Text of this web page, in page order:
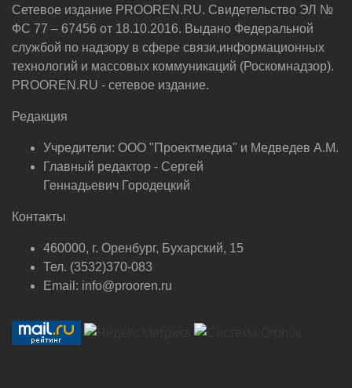
Сетевое издание PROOREN.RU. Свидетельство ЭЛ №
ФС 77 – 67456 от 18.10.2016. Выдано Федеральной
службой по надзору в сфере связи,информационных
технологий и массовых коммуникаций (Роскомнадзор).
PROOREN.RU - сетевое издание.
Редакция
Учредители: ООО "Проектмедиа" и Медведев А.М.
Главный редактор - Сергей
Геннадьевич Городецкий
Контакты
460000, г. Оренбург, Бухарский, 15
Тел. (3532)370-083
Email: info@prooren.ru